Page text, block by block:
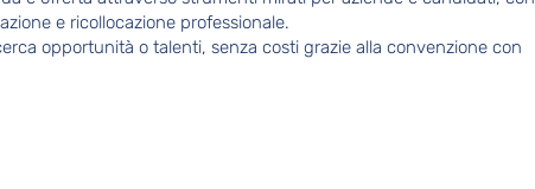
e ricollocazione professionale.
opportunità o talenti, senza costi grazie alla convenzione con